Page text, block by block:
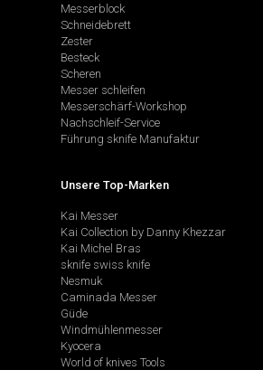
Messerblock
Schneidebrett
Zester
Besteck
Scheren
Messer schleifen
Messerschärf-Workshop
Nachschleif-Service
Führung sknife Manufaktur
Unsere Top-Marken
Kai Messer
Kai Collection by Danny Khezzar
Kai Michel Bras
sknife swiss knife
Nesmuk
Caminada Messer
Güde
Windmühlenmesser
Kyocera
World of knives Tools